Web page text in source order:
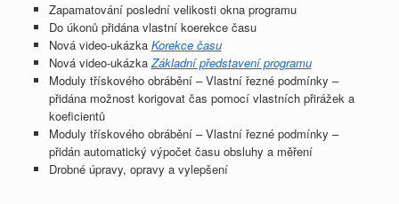
Zapamatování poslední velikosti okna programu
Do úkonů přidána vlastní koerekce času
Nová video-ukázka Korekce času
Nová video-ukázkaZákladní představení programu
Moduly třískového obrábění – Vlastní řezné podmínky –
přidána možnost korigovat čas pomocí vlastních přirážek a
koeficientů
Moduly třískového obrábění – Vlastní řezné podmínky –
přidán automatický výpočet času obsluhy a měření
Drobné úpravy, opravy a vylepšení